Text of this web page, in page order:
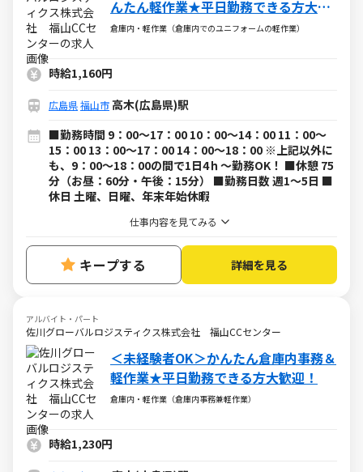
んたん軽作業★平日勤務できる方大歓
迎！
倉庫内・軽作業（倉庫内でのユニフォームの軽作業）
時給1,160円
広島県福山市 高木(広島県)駅
■勤務時間 9：00～17：00 10：00～14：00 11：00～
15：00 13：00～17：00 14：00～18：00 ※上記以外に
も、9：00～18：00の間で1日4ｈ～勤務OK！ ■休憩 75
分（お昼：60分・午後：15分） ■勤務日数 週1～5日 ■
休日 土曜、日曜、年末年始休暇
仕事内容を見てみる
キープする 詳細を見る
アルバイト・パート
佐川グローバルロジスティクス株式会社 福山CCセンター
＜未経験者OK＞かんたん倉庫内事務＆
軽作業★平日勤務できる方大歓迎！
倉庫内・軽作業（倉庫内事務兼軽作業）
時給1,230円